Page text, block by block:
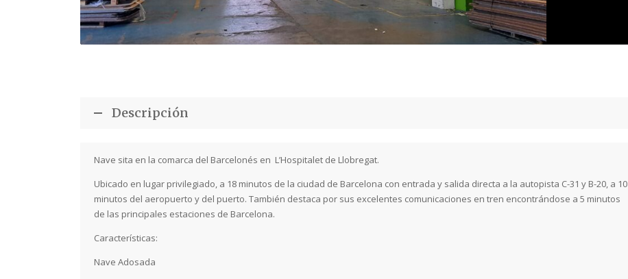
Descripción
Nave sita en la comarca del Barcelonés en L’Hospitalet de Llobregat.
Ubicado en lugar privilegiado, a 18 minutos de la ciudad de Barcelona con entrada y salida directa a la autopista C-31 y B-20, a 10
minutos del aeropuerto y del puerto. También destaca por sus excelentes comunicaciones en tren encontrándose a 5 minutos
de las principales estaciones de Barcelona.
Características:
Nave Adosada